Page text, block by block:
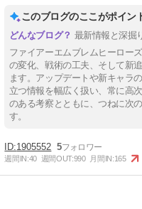
このブログのここがポイン
最新情報と深掘
ファイアーエムブレムヒーロー
の変化、戦術の工夫、そして新
ます。アップデートや新キャラ
立つ情報を幅広く扱い、常に高
のある考察とともに、つねに次
す。
1905552 5
週間IN:40 週間OUT:990 月間IN:165